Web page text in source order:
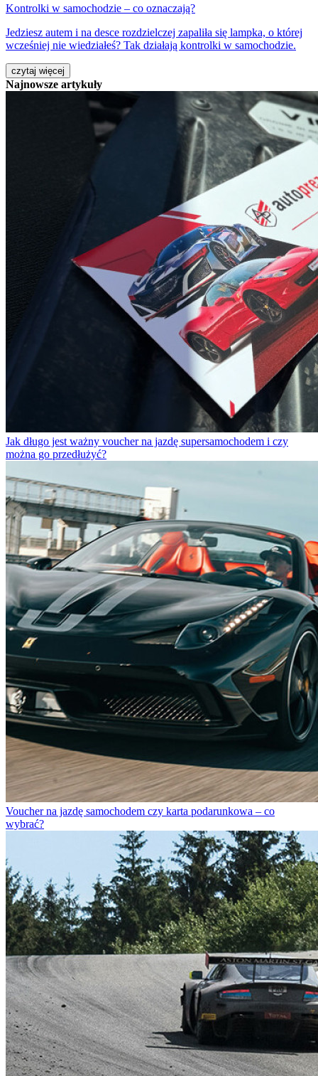
Kontrolki w samochodzie – co oznaczają?
Jedziesz autem i na desce rozdzielczej zapaliła się lampka, o której
wcześniej nie wiedziałeś? Tak działają kontrolki w samochodzie.
czytaj więcej
Najnowsze artykuły
Jak długo jest ważny voucher na jazdę supersamochodem i czy
można go przedłużyć?
Voucher na jazdę samochodem czy karta podarunkowa – co
wybrać?